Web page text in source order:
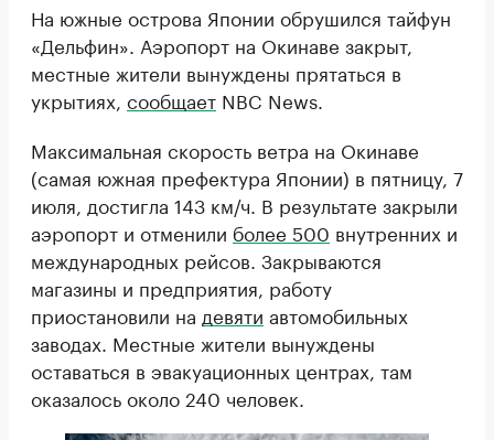
На южные острова Японии обрушился тайфун
«Дельфин». Аэропорт на Окинаве закрыт,
местные жители вынуждены прятаться в
укрытиях, сообщает NBC News.
Максимальная скорость ветра на Окинаве
(самая южная префектура Японии) в пятницу, 7
июля, достигла 143 км/ч. В результате закрыли
аэропорт и отменили более 500 внутренних и
международных рейсов. Закрываются
магазины и предприятия, работу
приостановили на девяти автомобильных
заводах. Местные жители вынуждены
оставаться в эвакуационных центрах, там
оказалось около 240 человек.